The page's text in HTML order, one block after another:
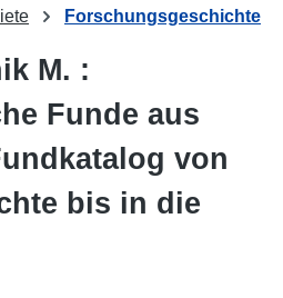
Forschungsgeschichte
M. :
Funde aus
von
bis in die